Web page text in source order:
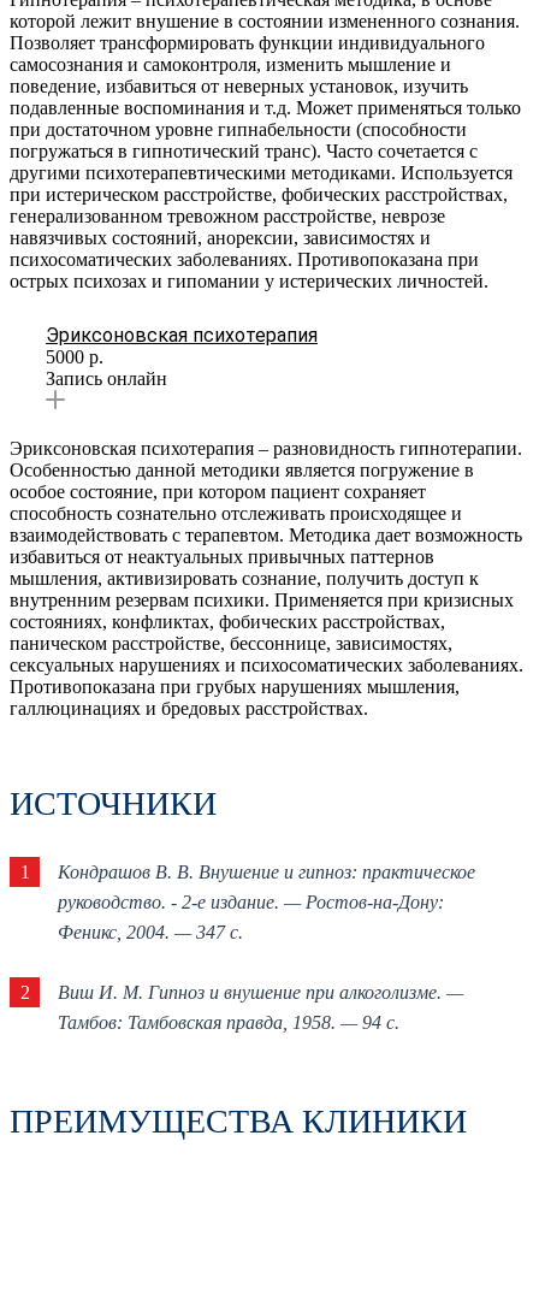
которой лежит внушение в состоянии измененного сознания.
Позволяет трансформировать функции индивидуального
самосознания и самоконтроля, изменить мышление и
поведение, избавиться от неверных установок, изучить
подавленные воспоминания и т.д. Может применяться только
при достаточном уровне гипнабельности (способности
погружаться в гипнотический транс). Часто сочетается с
другими психотерапевтическими методиками. Используется
при истерическом расстройстве, фобических расстройствах,
генерализованном тревожном расстройстве, неврозе
навязчивых состояний, анорексии, зависимостях и
психосоматических заболеваниях. Противопоказана при
острых психозах и гипомании у истерических личностей.
Эриксоновская психотерапия
5000 р.
Запись онлайн
Эриксоновская психотерапия – разновидность гипнотерапии.
Особенностью данной методики является погружение в
особое состояние, при котором пациент сохраняет
способность сознательно отслеживать происходящее и
взаимодействовать с терапевтом. Методика дает возможность
избавиться от неактуальных привычных паттернов
мышления, активизировать сознание, получить доступ к
внутренним резервам психики. Применяется при кризисных
состояниях, конфликтах, фобических расстройствах,
паническом расстройстве, бессоннице, зависимостях,
сексуальных нарушениях и психосоматических заболеваниях.
Противопоказана при грубых нарушениях мышления,
галлюцинациях и бредовых расстройствах.
ИСТОЧНИКИ
1
Кондрашов В. В. Внушение и гипноз: практическое
руководство. - 2-е издание. — Ростов-на-Дону:
Феникс, 2004. — 347 с.
2
Виш И. М. Гипноз и внушение при алкоголизме. —
Тамбов: Тамбовская правда, 1958. — 94 с.
ПРЕИМУЩЕСТВА КЛИНИКИ